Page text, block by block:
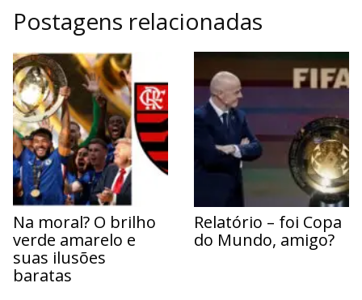
Postagens relacionadas
Na moral? O brilho
verde amarelo e
suas ilusões
baratas
Relatório – foi Copa
do Mundo, amigo?